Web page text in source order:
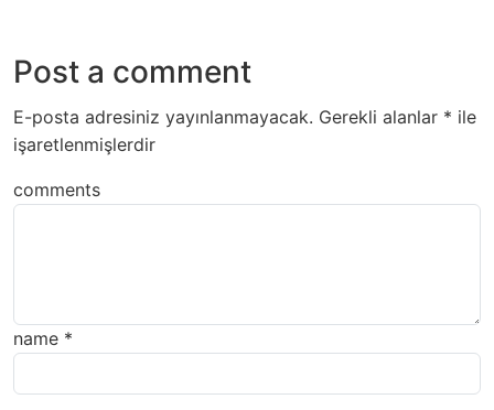
Post a comment
E-posta adresiniz yayınlanmayacak. Gerekli alanlar * ile
işaretlenmişlerdir
comments
name *